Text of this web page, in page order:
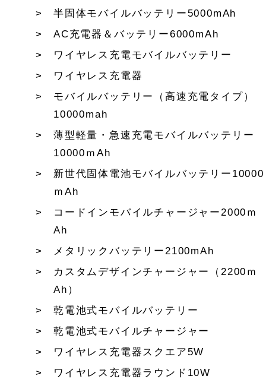
半固体モバイルバッテリー5000mAh
AC充電器＆バッテリー6000mAh
ワイヤレス充電モバイルバッテリー
ワイヤレス充電器
モバイルバッテリー（高速充電タイプ）
10000mah
薄型軽量・急速充電モバイルバッテリー
10000ｍAh
新世代固体電池モバイルバッテリー10000
ｍAh
コードインモバイルチャージャー2000ｍ
Ah
メタリックバッテリー2100mAh
カスタムデザインチャージャー（2200ｍ
Ah）
乾電池式モバイルバッテリー
乾電池式モバイルチャージャー
ワイヤレス充電器スクエア5W
ワイヤレス充電器ラウンド10W